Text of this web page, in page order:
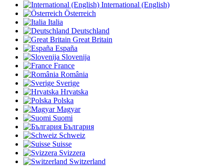
International (English)
Österreich
Italia
Deutschland
Great Britain
España
Slovenija
France
România
Sverige
Hrvatska
Polska
Magyar
Suomi
България
Schweiz
Suisse
Svizzera
Switzerland